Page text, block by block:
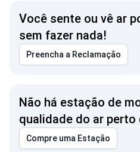
Você sente ou vê ar
sem fazer nada!
Preencha a Reclamação
Não há estação de
qualidade do ar perto
Compre uma Estação